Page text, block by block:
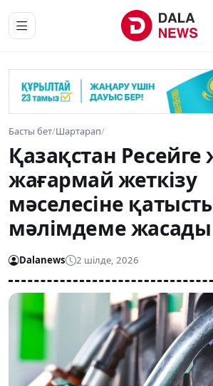
Басты бет/Шартарап/
Қазақстан Ресейге
жағармай жеткізу
мәселесіне
мәлімдеме жасады
Dalanews 2 шілде, 2026